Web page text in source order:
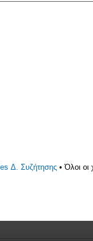
Δ. Συζήτησης• Όλοι οι